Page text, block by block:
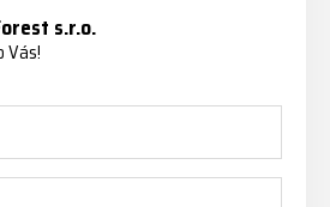
s.r.o.
Vás!